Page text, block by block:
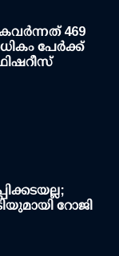
469
പേര്‍ക്ക്
റോജി